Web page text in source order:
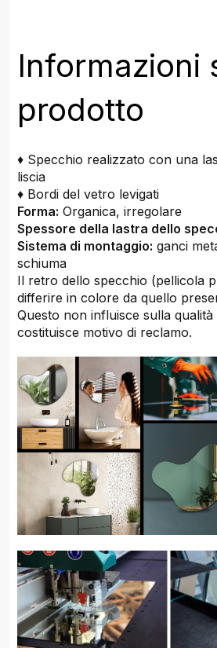
Informazioni
prodotto
♦ Specchio realizzato con una
liscia
♦ Bordi del vetro levigati
Forma: Organica, irregolare
Spessore della lastra dello
Sistema di montaggio: ganci
schiuma
Il retro dello specchio (pellicola
differire in colore da quello
Questo non influisce sulla
costituisce motivo di reclamo.